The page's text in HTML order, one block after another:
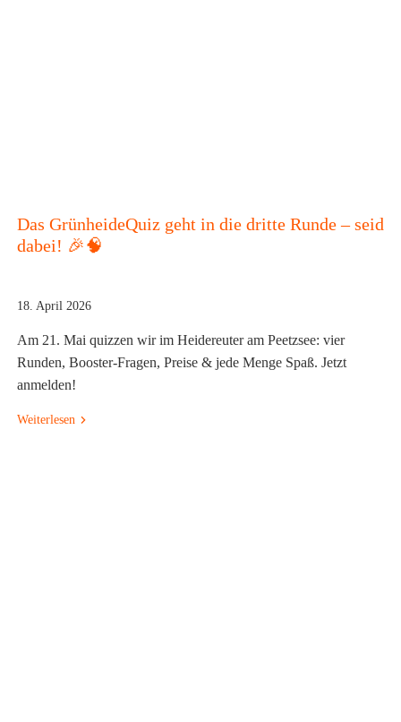
Das GrünheideQuiz geht in die dritte Runde – seid
dabei! 🎉🧠
18. April 2026
Am 21. Mai quizzen wir im Heidereuter am Peetzsee: vier
Runden, Booster‑Fragen, Preise & jede Menge Spaß. Jetzt
anmelden!
Weiterlesen